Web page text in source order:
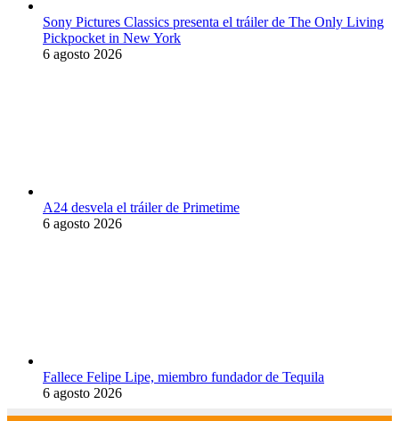
Sony Pictures Classics presenta el tráiler de The Only Living
Pickpocket in New York
6 agosto 2026
A24 desvela el tráiler de Primetime
6 agosto 2026
Fallece Felipe Lipe, miembro fundador de Tequila
6 agosto 2026